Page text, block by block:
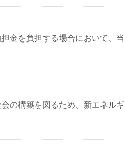
金を負担する場合において、当
の構築を図るため、新エネルギ